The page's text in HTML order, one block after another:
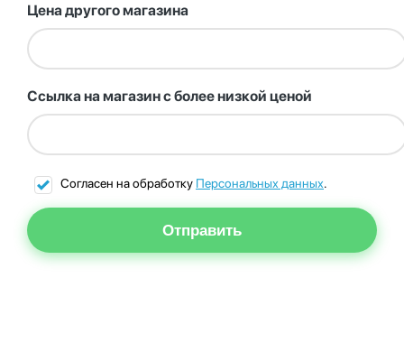
Цена другого магазина
Ссылка на магазин с более низкой ценой
Согласен на обработку Персональных данных.
Отправить